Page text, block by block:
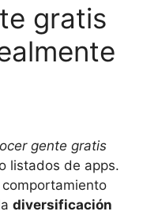
gratis
gente gratis
listados de apps.
diversificación